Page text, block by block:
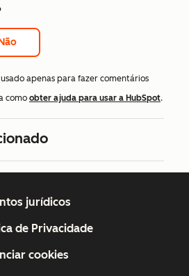
apenas para fazer comentários
como obter ajuda para usar a HubSpot.
jurídicos
de Privacidade
cookies